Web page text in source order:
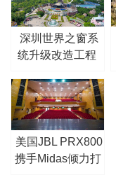
深圳世界之窗系
统升级改造工程
美国JBL PRX800
携手Midas倾力打